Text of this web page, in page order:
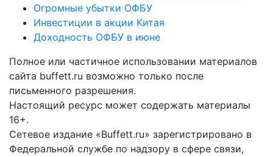
Огромные убытки ОФБУ
Инвестиции в акции Китая
Доходность ОФБУ в июне
Полное или частичное использовании материалов
сайта buffett.ru возможно только после
письменного разрешения.
Настоящий ресурс может содержать материалы
16+.
Сетевое издание «Buffett.ru» зарегистрировано в
Федеральной службе по надзору в сфере связи,